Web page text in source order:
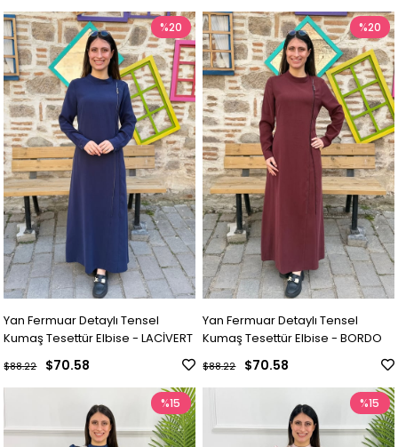
Yan Fermuar Detaylı Tensel
Kumaş Tesettür Elbise - LACİVERT
$70.58
$88.22
%20
Yan Fermuar Detaylı Tensel
Kumaş Tesettür Elbise - BORDO
$70.58
$88.22
%20
%15 %15